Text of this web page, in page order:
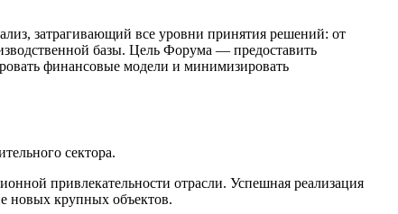
затрагивающий все уровни принятия решений: от
базы. Цель Форума — предоставить
финансовые модели и минимизировать
сектора.
привлекательности отрасли. Успешная реализация
новых крупных объектов.